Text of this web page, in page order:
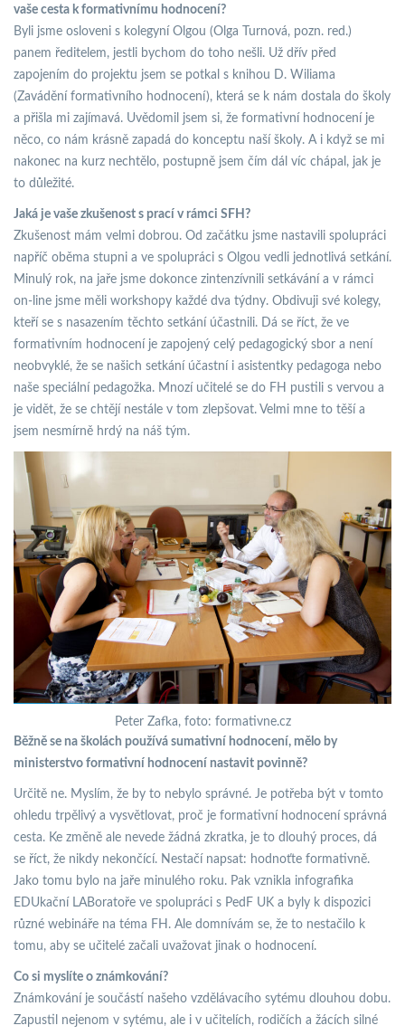
vaše cesta k formativnímu hodnocení?
Byli jsme osloveni s kolegyní Olgou (Olga Turnová, pozn. red.)
panem ředitelem, jestli bychom do toho nešli. Už dřív před
zapojením do projektu jsem se potkal s knihou D. Wiliama
(Zavádění formativního hodnocení), která se k nám dostala do školy
a přišla mi zajímavá. Uvědomil jsem si, že formativní hodnocení je
něco, co nám krásně zapadá do konceptu naší školy. A i když se mi
nakonec na kurz nechtělo, postupně jsem čím dál víc chápal, jak je
to důležité.
Jaká je vaše zkušenost s prací v rámci SFH?
Zkušenost mám velmi dobrou. Od začátku jsme nastavili spolupráci
napříč oběma stupni a ve spolupráci s Olgou vedli jednotlivá setkání.
Minulý rok, na jaře jsme dokonce zintenzívnili setkávání a v rámci
on-line jsme měli workshopy každé dva týdny. Obdivuji své kolegy,
kteří se s nasazením těchto setkání účastnili. Dá se říct, že ve
formativním hodnocení je zapojený celý pedagogický sbor a není
neobvyklé, že se našich setkání účastní i asistentky pedagoga nebo
naše speciální pedagožka. Mnozí učitelé se do FH pustili s vervou a
je vidět, že se chtějí nestále v tom zlepšovat. Velmi mne to těší a
jsem nesmírně hrdý na náš tým.
Peter Zafka, foto: formativne.cz
Běžně se na školách používá sumativní hodnocení, mělo by
ministerstvo formativní hodnocení nastavit povinně?
Určitě ne. Myslím, že by to nebylo správné. Je potřeba být v tomto
ohledu trpělivý a vysvětlovat, proč je formativní hodnocení správná
cesta. Ke změně ale nevede žádná zkratka, je to dlouhý proces, dá
se říct, že nikdy nekončící. Nestačí napsat: hodnoťte formativně.
Jako tomu bylo na jaře minulého roku. Pak vznikla infografika
EDUkační LABoratoře ve spolupráci s PedF UK a byly k dispozici
různé webináře na téma FH. Ale domnívám se, že to nestačilo k
tomu, aby se učitelé začali uvažovat jinak o hodnocení.
Co si myslíte o známkování?
Známkování je součástí našeho vzdělávacího sytému dlouhou dobu.
Zapustil nejenom v sytému, ale i v učitelích, rodičích a žácích silné